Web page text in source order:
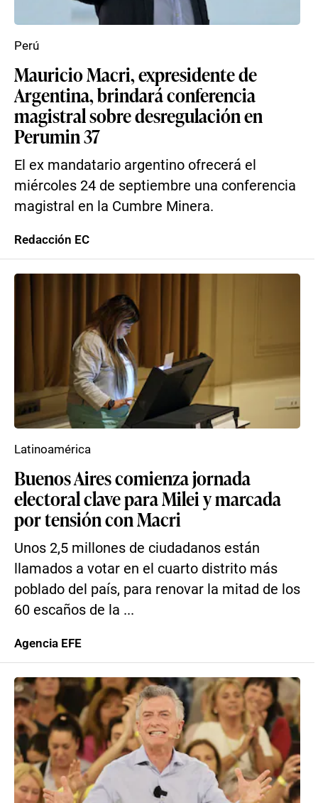
Mauricio Macri, expresidente de
Argentina, brindará conferencia
magistral sobre desregulación en
Perumin 37
El ex mandatario argentino ofrecerá el
miércoles 24 de septiembre una conferencia
magistral en la Cumbre Minera.
Perú
Redacción EC
Buenos Aires comienza jornada
electoral clave para Milei y marcada
por tensión con Macri
Unos 2,5 millones de ciudadanos están
llamados a votar en el cuarto distrito más
poblado del país, para renovar la mitad de los
60 escaños de la ...
Latinoamérica
Agencia EFE